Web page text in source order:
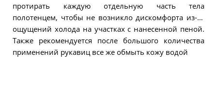
протирать каждую отдельную часть тела
полотенцем, чтобы не возникло дискомфорта из-за
ощущений холода на участках с нанесенной пеной.
Также рекомендуется после большого количества
применений рукавиц все же обмыть кожу водой